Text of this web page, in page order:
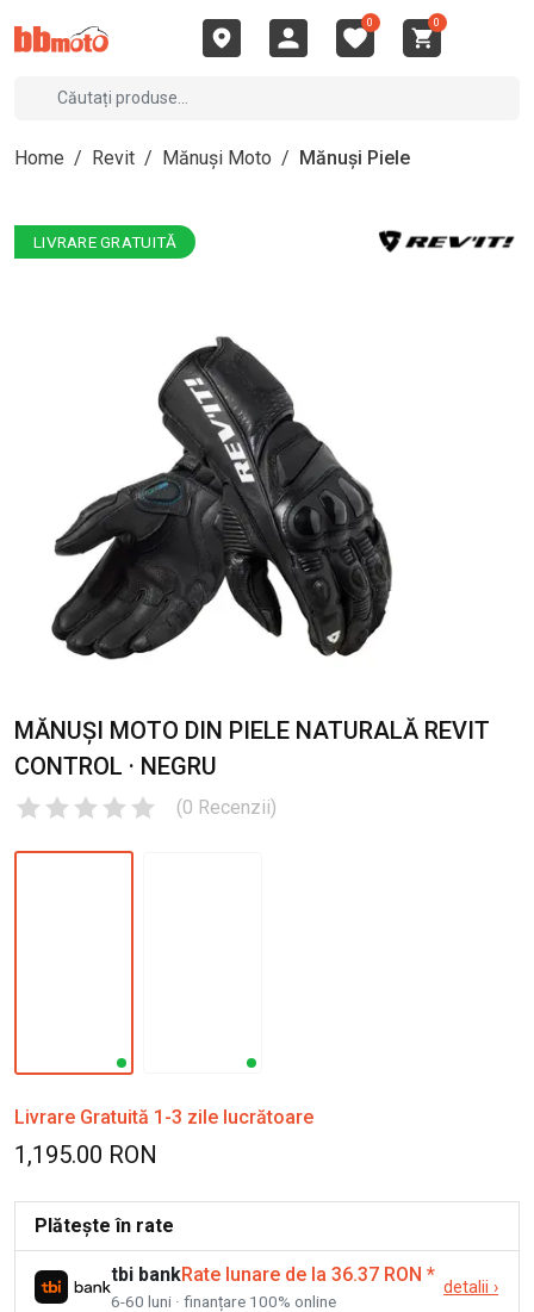
0 0
Home / Revit / Mănuși Moto / Mănuși Piele
LIVRARE GRATUITĂ
MĂNUȘI MOTO DIN PIELE NATURALĂ REVIT
CONTROL · NEGRU
(0 Recenzii)
Livrare Gratuită 1-3 zile lucrătoare
1,195.00 RON
Plătește în rate
tbi bankRate lunare de la 36.37 RON *
6-60 luni · finanțare 100% online
detalii ›